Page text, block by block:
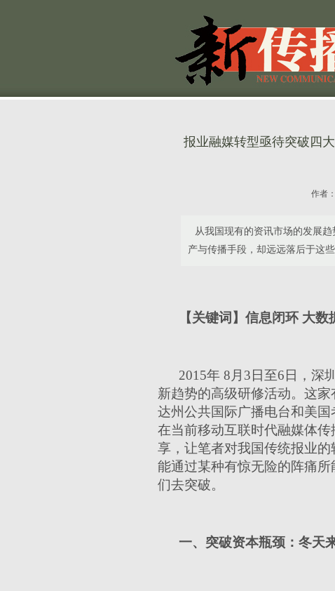
报业融媒转型亟待突破四
作者：
从我国现有的资讯市场的发展趋
产与传播手段，却远远落后于这
【关键词】信息闭环 大
2015年 8月3日至6日，深
新趋势的高级研修活动。这
达州公共国际广播电台和美
在当前移动互联时代融媒体
享，让笔者对我国传统报业
能通过某种有惊无险的阵痛
们去突破。
一、突破资本瓶颈：冬天